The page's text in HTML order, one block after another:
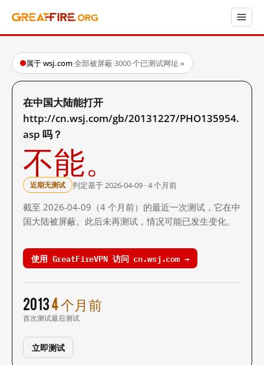
属于 wsj.com·全部被屏蔽·3000 个已测试网址→
在中国大陆能打开
http://cn.wsj.com/gb/20131227/PHO135954.
asp 吗？
不能。
近期无测试 判定基于 2026-04-09 · 4 个月前
截至 2026-04-09（4 个月前）的最近一次测试，它在中
国大陆被屏蔽。此后未再测试，情况可能已发生变化。
使用 GreatFireVPN 访问 cn.wsj.com →
2013
首次测试
4 个月前
最后测试
立即测试